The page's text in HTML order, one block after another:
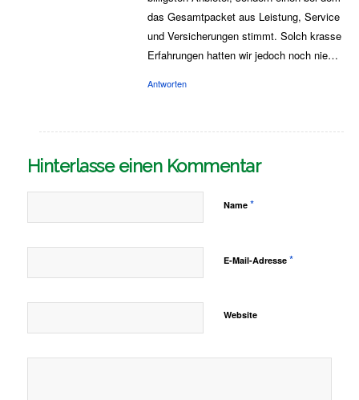
deshalb hier in unserem Artikel nicht den
billigsten Anbieter, sondern einen bei dem
das Gesamtpacket aus Leistung, Service
und Versicherungen stimmt. Solch krasse
Erfahrungen hatten wir jedoch noch nie…
Hinterlasse einen Kommentar